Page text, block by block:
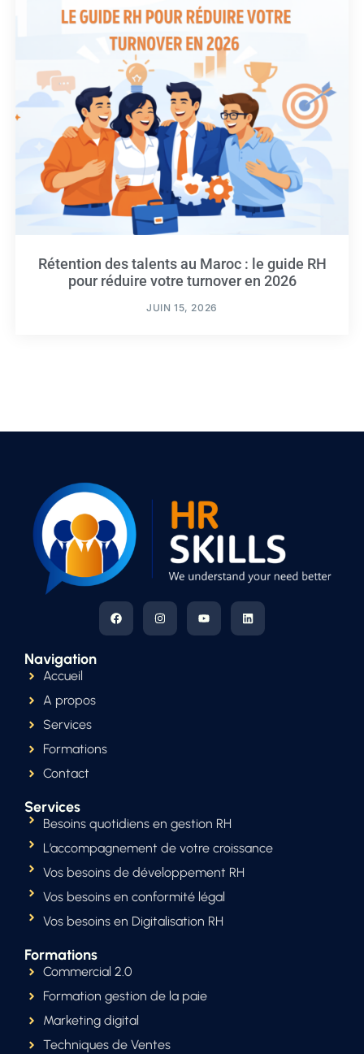
Rétention des talents au Maroc : le guide RH
pour réduire votre turnover en 2026
JUIN 15, 2026
Navigation
Accueil
A propos
Services
Formations
Contact
Services
Besoins quotidiens en gestion RH
L’accompagnement de votre croissance
Vos besoins de développement RH
Vos besoins en conformité légal
Vos besoins en Digitalisation RH
Formations
Commercial 2.0
Formation gestion de la paie
Marketing digital
Techniques de Ventes